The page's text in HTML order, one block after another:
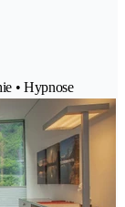
• Hypnose